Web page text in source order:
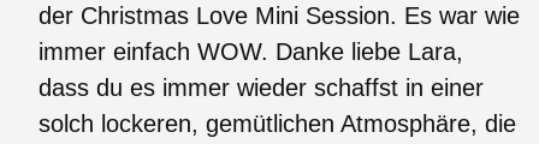
der Christmas Love Mini Session. Es war wie
immer einfach WOW. Danke liebe Lara,
dass du es immer wieder schaffst in einer
solch lockeren, gemütlichen Atmosphäre, die